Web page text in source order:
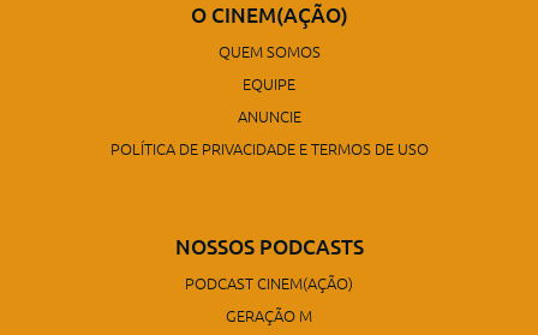
O CINEM(AÇÃO)
QUEM SOMOS
EQUIPE
ANUNCIE
POLÍTICA DE PRIVACIDADE E TERMOS DE USO
NOSSOS PODCASTS
PODCAST CINEM(AÇÃO)
GERAÇÃO M